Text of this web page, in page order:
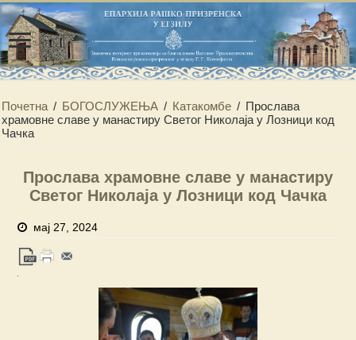
Почетна / БОГОСЛУЖЕЊА / Катакомбе / Прослава
храмовне славе у манастиру Светог Николаја у Лозници код
Чачка
Прослава храмовне славе у манастиру
Светог Николаја у Лозници код Чачка
мај 27, 2024